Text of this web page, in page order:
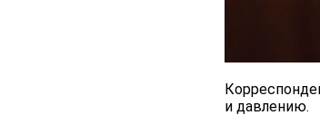
и давлению.